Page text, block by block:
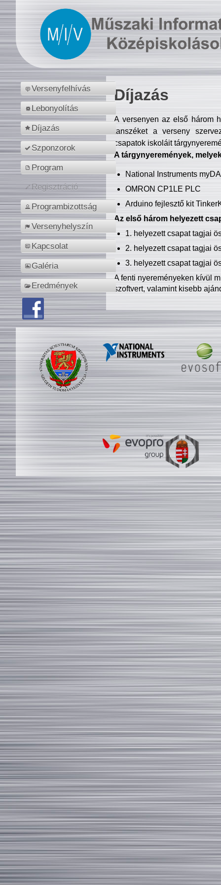
Versenyfelhívás
Lebonyolítás
Díjazás
Szponzorok
Program
Regisztráció
Programbizottság
Versenyhelyszín
Kapcsolat
Galéria
Eredmények
Díjazás
A versenyen az első három
tanszéket a verseny
csapatok iskoláit
A tárgynyeremények,
National Instruments
OMRON CP1LE PLC
Arduino fejlesztő kit
Az első három helyezett
1. helyezett csapat tagjai
2. helyezett csapat tagjai
3. helyezett csapat tagjai
A fenti nyereményeken kívül
szoftvert, valamint kisebb